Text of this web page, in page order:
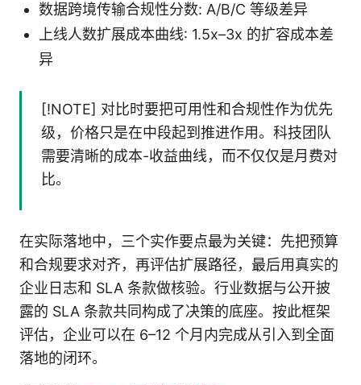
数据跨境传输合规性分数: A/B/C 等级差异
上线人数扩展成本曲线: 1.5x–3x 的扩容成本差
异
[!NOTE] 对比时要把可用性和合规性作为优先
级，价格只是在中段起到推进作用。科技团队
需要清晰的成本-收益曲线，而不仅仅是月费对
比。
在实际落地中，三个实作要点最为关键：先把预算
和合规要求对齐，再评估扩展路径，最后用真实的
企业日志和 SLA 条款做核验。行业数据与公开披
露的 SLA 条款共同构成了决策的底座。按此框架
评估，企业可以在 6–12 个月内完成从引入到全面
落地的闭环。